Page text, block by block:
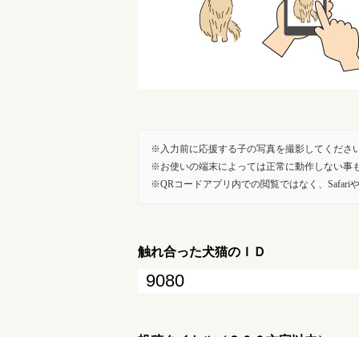
入力前に応援する子の写真を撮影してくださ
お使いの端末によっては正常に動作しない事
QRコードアプリ内での閲覧ではなく、Safari
触れ合った犬猫のＩＤ